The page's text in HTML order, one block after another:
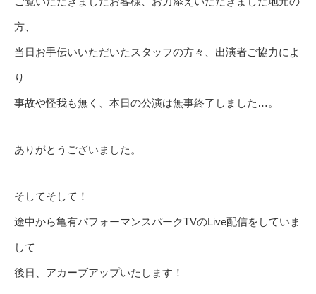
方、
当日お手伝いいただいたスタッフの方々、出演者ご協力によ
り
事故や怪我も無く、本日の公演は無事終了しました…。
ありがとうございました。
そしてそして！
途中から亀有パフォーマンスパークTVのLive配信をしていま
して
後日、アカーブアップいたします！